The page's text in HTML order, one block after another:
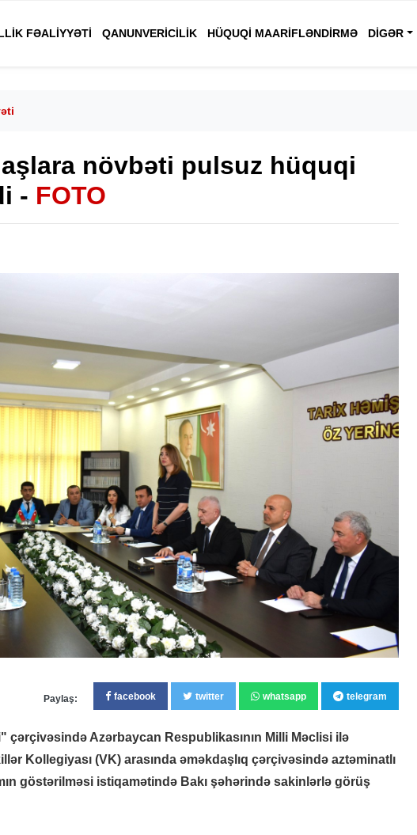
FƏALIYYƏTI QANUNVERICILIK HÜQUQI MAARIFLƏNDIRMƏ DIGƏR
növbəti pulsuz hüquqi
- FOTO
Paylaş: facebook twitter whatsapp telegram
Azərbaycan Respublikasının Milli Məclisi ilə
Kollegiyası (VK) arasında əməkdaşlıq çərçivəsində aztəminatlı
göstərilməsi istiqamətində Bakı şəhərində sakinlərlə görüş